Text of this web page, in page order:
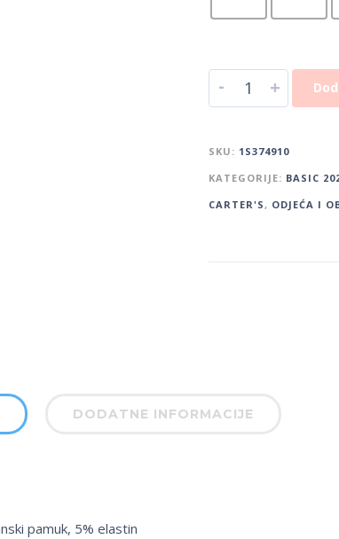
- +
SKU: 1S374910
KATEGORIJE: BASIC
CARTER'S, ODJEĆA I
DODATNE INFORMACIJE
pamuk, 5% elastin